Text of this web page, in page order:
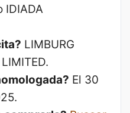
IDIADA
LIMBURG
El 30